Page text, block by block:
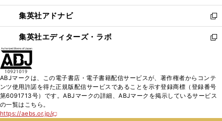
開
く
ウ
で
開
く
ン
ド
ウ
で
ウ
ィ
ン
ド
く
集英社アドナビ
新
し
い
ド
ウ
で
集英社エディターズ・ラボ
新
ィ
ン
ABJマークは、この電子書店・電子書籍配信サービスが、著作権者からコンテ
ンツ使用許諾を得た正規版配信サービスであることを示す登録商標（登録番号
第6091713号）です。ABJマークの詳細、ABJマークを掲示しているサービス
の一覧はこちら。
https://aebs.or.jp/
新